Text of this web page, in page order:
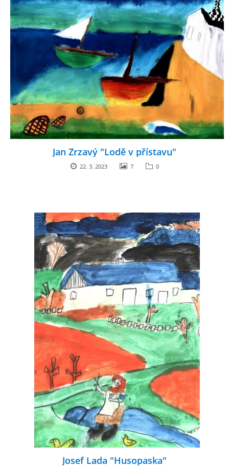
ŠKOLNÍ JÍDELNA
KROUŽKY
NAŠE ÚSPĚCHY
REZERVAČNÍ SYSTÉM SPORTOVNÍ HALY
ŠKOLNÍ PORADENSKÉ PRACOVIŠTĚ
NEPOTŘEBNÝ MAJETEK
NAUČNÁ STEZKA ZBRASLAV
VOLNÁ PRACOVNÍ MÍSTA
ARBORETUM ŠKOLY
Jan Zrzavý "Lodě v přístavu"
22. 3. 2023 7 0
Josef Lada "Husopaska"